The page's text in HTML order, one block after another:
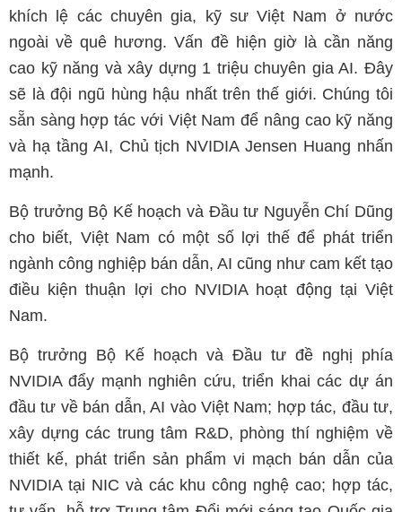
khích lệ các chuyên gia, kỹ sư Việt Nam ở nước
ngoài về quê hương. Vấn đề hiện giờ là cần năng
cao kỹ năng và xây dựng 1 triệu chuyên gia AI. Đây
sẽ là đội ngũ hùng hậu nhất trên thế giới. Chúng tôi
sẵn sàng hợp tác với Việt Nam để nâng cao kỹ năng
và hạ tầng AI, Chủ tịch NVIDIA Jensen Huang nhấn
mạnh.
Bộ trưởng Bộ Kế hoạch và Đầu tư Nguyễn Chí Dũng
cho biết, Việt Nam có một số lợi thế để phát triển
ngành công nghiệp bán dẫn, AI cũng như cam kết tạo
điều kiện thuận lợi cho NVIDIA hoạt động tại Việt
Nam.
Bộ trưởng Bộ Kế hoạch và Đầu tư đề nghị phía
NVIDIA đẩy mạnh nghiên cứu, triển khai các dự án
đầu tư về bán dẫn, AI vào Việt Nam; hợp tác, đầu tư,
xây dựng các trung tâm R&D, phòng thí nghiệm về
thiết kế, phát triển sản phẩm vi mạch bán dẫn của
NVIDIA tại NIC và các khu công nghệ cao; hợp tác,